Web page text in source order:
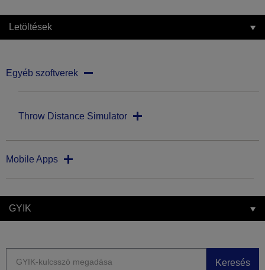
Letöltések
Egyéb szoftverek
Throw Distance Simulator
Mobile Apps
GYIK
Keresés